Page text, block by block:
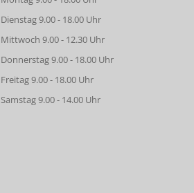
Dienstag 9.00 - 18.00 Uhr
Mittwoch 9.00 - 12.30 Uhr
Donnerstag 9.00 - 18.00 Uhr
Freitag 9.00 - 18.00 Uhr
Samstag 9.00 - 14.00 Uhr